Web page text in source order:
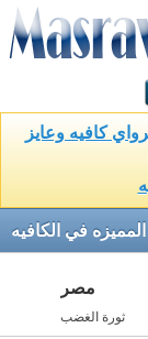
كافيه وعايز
المميزه في الكافيه
مصر
ثورة الغضب